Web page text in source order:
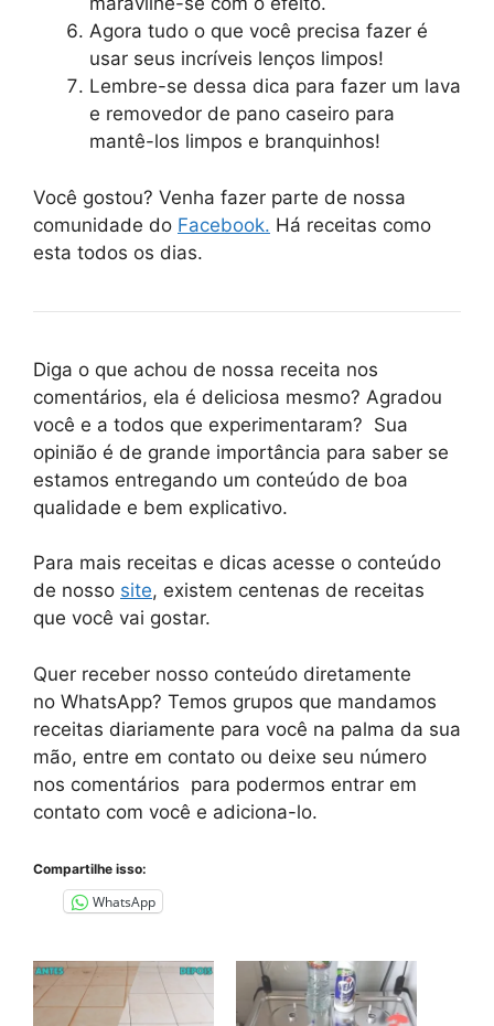
Agora tudo o que você precisa fazer é
usar seus incríveis lenços limpos!
Lembre-se dessa dica para fazer um lava
e removedor de pano caseiro para
mantê-los limpos e branquinhos!
Você gostou? Venha fazer parte de nossa
comunidade do Facebook. Há receitas como
esta todos os dias.
Diga o que achou de nossa receita nos
comentários, ela é deliciosa mesmo? Agradou
você e a todos que experimentaram? Sua
opinião é de grande importância para saber se
estamos entregando um conteúdo de boa
qualidade e bem explicativo.
Para mais receitas e dicas acesse o conteúdo
de nosso site, existem centenas de receitas
que você vai gostar.
Quer receber nosso conteúdo diretamente
no WhatsApp? Temos grupos que mandamos
receitas diariamente para você na palma da sua
mão, entre em contato ou deixe seu número
nos comentários para podermos entrar em
contato com você e adiciona-lo.
Compartilhe isso:
WhatsApp